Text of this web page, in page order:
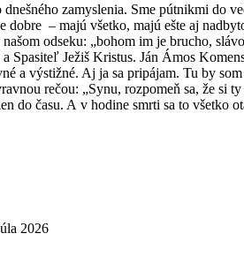
zamyslenia. Sme pútnikmi do
– majú všetko, majú ešte aj
odseku: „bohom im je brucho,
Spasiteľ Ježiš Kristus. Ján Ámos
a výstižné. Aj ja sa pripájam. Tu by
rečou: „Synu, rozpomeň sa, že si
do času. A v hodine smrti sa to všetko
2026